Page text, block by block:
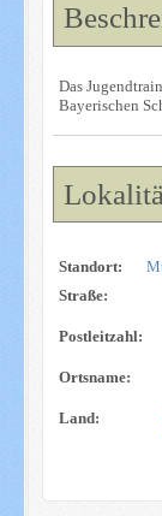
Das
Bayerischen
Standort:
Straße:
Postleitzahl:
Ortsname:
Land: